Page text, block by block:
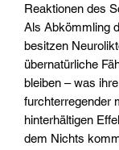
Reaktionen des
Als Abkömmling
besitzen
übernatürliche
bleiben – was
furchterregender
hinterhältigen
dem Nichts